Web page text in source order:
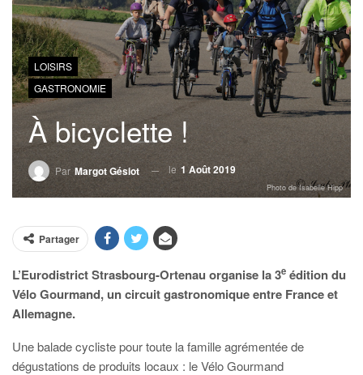
LOISIRS
GASTRONOMIE
À bicyclette !
Par Margot Gésiot le 1 Août 2019
Photo de Isabelle Hipp
Partager
L’Eurodistrict Strasbourg-Ortenau organise la 3e édition du
Vélo Gourmand, un circuit gastronomique entre France et
Allemagne.
Une balade cycliste pour toute la famille agrémentée de
dégustations de produits locaux : le Vélo Gourmand